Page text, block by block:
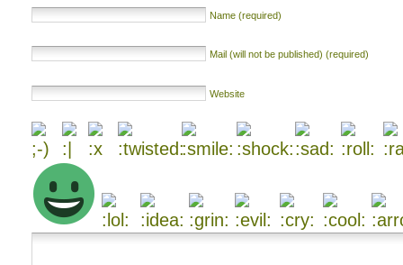
Name (required)
Mail (will not be published) (required)
Website